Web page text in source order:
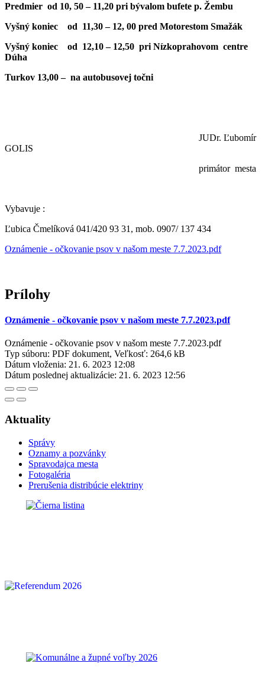
Predmier od 10, 50 – 11,20 pri bývalom bufete p. Žembu
Vyšný koniec od 11,30 – 12, 00 pred Motorestom Smažák
Vyšný koniec od 12,10 – 12,50 pri Nízkoprahovom centre
Dúha
Turkov 13,00 – na autobusovej točni
JUDr. Ľubomír
GOLIS
primátor mesta
Vybavuje :
Ľubica Čmelíková 041/420 93 31, mob. 0907/ 137 434
Oznámenie - očkovanie psov v našom meste 7.7.2023.pdf
Prílohy
Oznámenie - očkovanie psov v našom meste 7.7.2023.pdf
Oznámenie - očkovanie psov v našom meste 7.7.2023.pdf
Typ súboru: PDF dokument, Veľkosť: 264,6 kB
Dátum vloženia: 21. 6. 2023 12:08
Dátum poslednej aktualizácie: 21. 6. 2023 12:56
Aktuality
Správy
Oznamy a pozvánky
Spravodajca mesta
Fotogaléria
Prerušenia distribúcie elektriny